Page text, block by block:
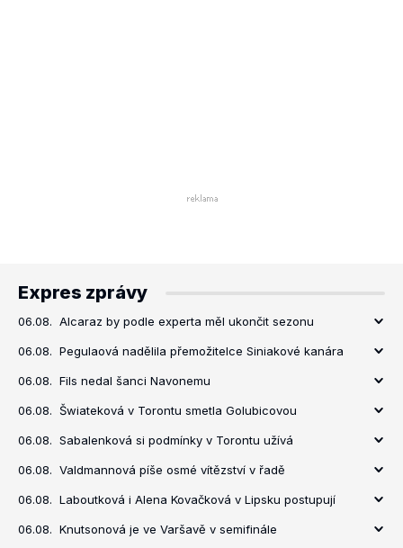
Expres zprávy
06.08. Alcaraz by podle experta měl ukončit sezonu
06.08. Pegulaová nadělila přemožitelce Siniakové kanára
06.08. Fils nedal šanci Navonemu
06.08. Šwiateková v Torontu smetla Golubicovou
06.08. Sabalenková si podmínky v Torontu užívá
06.08. Valdmannová píše osmé vítězství v řadě
06.08. Laboutková i Alena Kovačková v Lipsku postupují
06.08. Knutsonová je ve Varšavě v semifinále